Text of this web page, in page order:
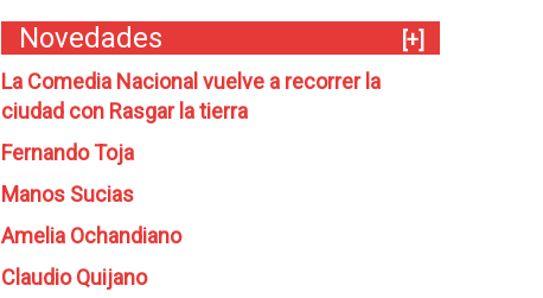
Novedades
[+]
La Comedia Nacional vuelve a recorrer la
ciudad con Rasgar la tierra
Fernando Toja
Manos Sucias
Amelia Ochandiano
Claudio Quijano